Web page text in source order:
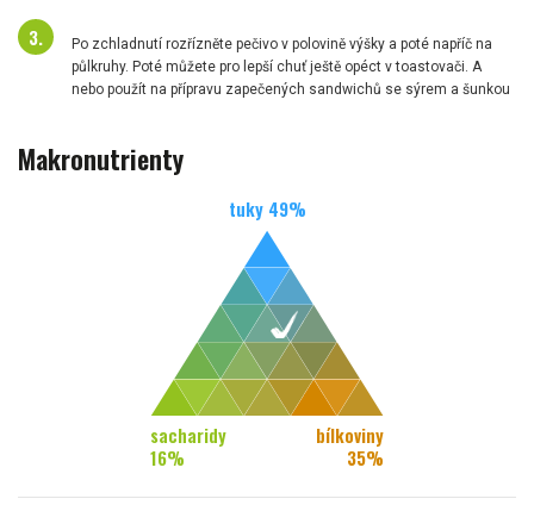
Po zchladnutí rozřízněte pečivo v polovině výšky a poté napříč na
půlkruhy. Poté můžete pro lepší chuť ještě opéct v toastovači. A
nebo použít na přípravu zapečených sandwichů se sýrem a šunkou
Makronutrienty
tuky 49%
sacharidy
16%
bílkoviny
35%